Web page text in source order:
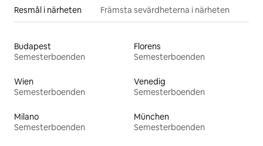
Resmål i närheten Främsta sevärdheterna i närheten
Budapest
Semesterboenden
Florens
Semesterboenden
Wien
Semesterboenden
Venedig
Semesterboenden
Milano
Semesterboenden
München
Semesterboenden